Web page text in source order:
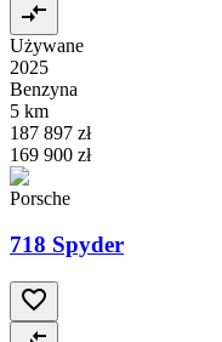
Używane
2025
Benzyna
5 km
187 897 zł
169 900 zł
Porsche
718 Spyder